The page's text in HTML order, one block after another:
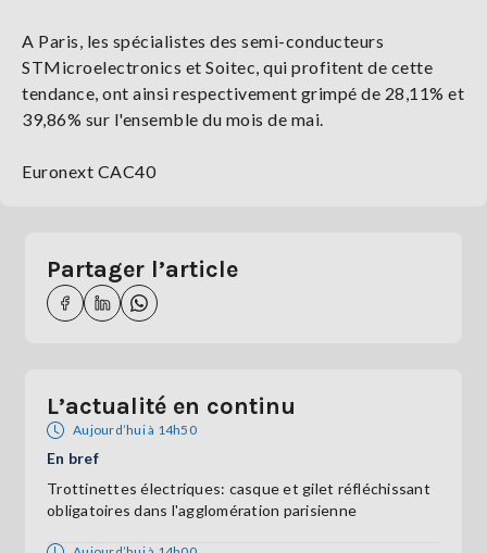
A Paris, les spécialistes des semi-conducteurs
STMicroelectronics et Soitec, qui profitent de cette
tendance, ont ainsi respectivement grimpé de 28,11% et
39,86% sur l'ensemble du mois de mai.
Euronext CAC40
Partager l’article
L’actualité en continu
Aujourd’hui à 14h50
En bref
Trottinettes électriques: casque et gilet réfléchissant
obligatoires dans l'agglomération parisienne